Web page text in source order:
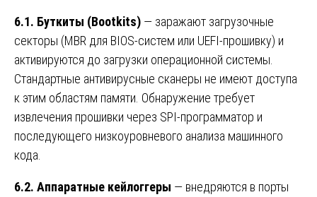
6.1. Буткиты (Bootkits) — заражают загрузочные
секторы (MBR для BIOS-систем или UEFI-прошивку) и
активируются до загрузки операционной системы.
Стандартные антивирусные сканеры не имеют доступа
к этим областям памяти. Обнаружение требует
извлечения прошивки через SPI-программатор и
последующего низкоуровневого анализа машинного
кода.
6.2. Аппаратные кейлоггеры — внедряются в порты